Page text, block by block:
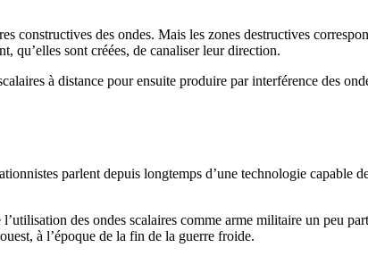
constructives des ondes. Mais les zones destructives
qu’elles sont créées, de canaliser leur direction.
à distance pour ensuite produire par interférence des
parlent depuis longtemps d’une technologie capable
des ondes scalaires comme arme militaire un peu
à l’époque de la fin de la guerre froide.